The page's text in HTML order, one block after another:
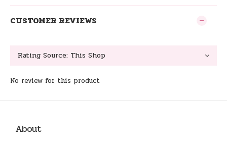
CUSTOMER REVIEWS
No review for this product
About